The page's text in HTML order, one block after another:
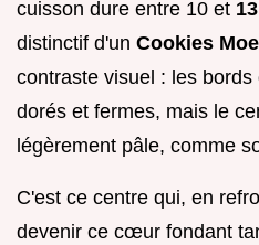
cuisson dure entre 10 et 13
distinctif d'un Cookies
contraste visuel : les
dorés et fermes, mais le
légèrement pâle, comme
C'est ce centre qui, en
devenir ce cœur fondant